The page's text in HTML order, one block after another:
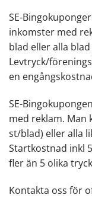
SE-
inkomster med
blad eller alla
Levtryck/
en
SE-
med reklam. Man
st/blad) eller alla
Startkostnad inkl
fler än 5 olika
Kontakta oss för